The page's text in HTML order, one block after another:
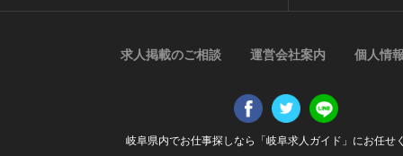
岐阜県内でお仕事探しなら「岐阜求人ガイド」にお任せ
求人掲載のご相談 運営会社案内 個人情